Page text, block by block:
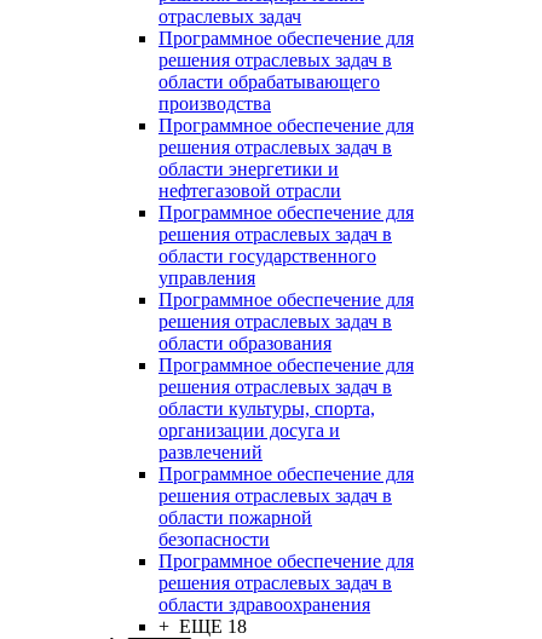
отраслевых задач
Программное обеспечение для
решения отраслевых задач в
области обрабатывающего
производства
Программное обеспечение для
решения отраслевых задач в
области энергетики и
нефтегазовой отрасли
Программное обеспечение для
решения отраслевых задач в
области государственного
управления
Программное обеспечение для
решения отраслевых задач в
области образования
Программное обеспечение для
решения отраслевых задач в
области культуры, спорта,
организации досуга и
развлечений
Программное обеспечение для
решения отраслевых задач в
области пожарной
безопасности
Программное обеспечение для
решения отраслевых задач в
области здравоохранения
+ ЕЩЕ 18